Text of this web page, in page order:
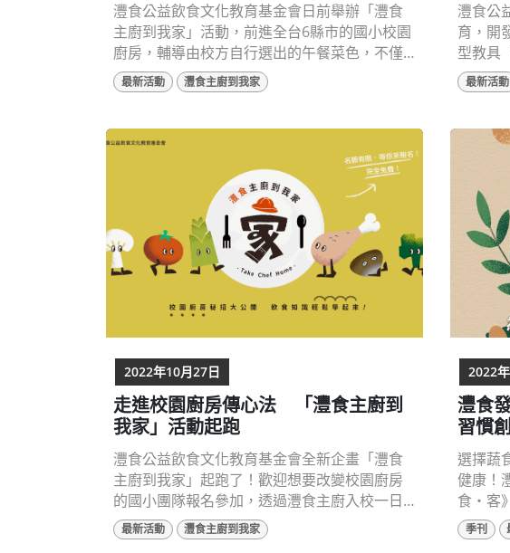
灃食公益飲食文化教育基金會日前舉辦「灃食
主廚到我家」活動，前進全台6縣市的國小校園
廚房，輔導由校方自行選出的午餐菜色，不僅
提升營養午餐美味程度，讓孩子大呼「原來可
以這麼好吃!」，也透過導入製作精美的飲食知
念。 灃食主廚傳心法 午餐美味無法擋 灃食教育
基金會長期推動「營養5餐計畫」，深入校園廚
房蹲點，透過導入餐食、知識、空間等模組執
行，透過創意與積極方式扎根飲食...
最新活動 灃食主廚到我家
灃食公
育，開
型教具
吃不ㄘ
大類食
自
飲食
食知
最新活動
走進校園廚房傳心法 「灃食主廚到
我家」活動起跑
灃食公益飲食文化教育基金會全新企畫「灃食
主廚到我家」起跑了！歡迎想要改變校園廚房
的國小團隊報名參加，透過灃食主廚入校一日
的機會，不但提升午餐美味程度，同時讓孩子
透過午餐菜色學習飲食知識，即日起報名到11
最新活動 灃食主廚到我家
2022年10月27日
灃食
習慣
選擇蔬
健康！
食‧客
角度出
飲食習
季刊
2022